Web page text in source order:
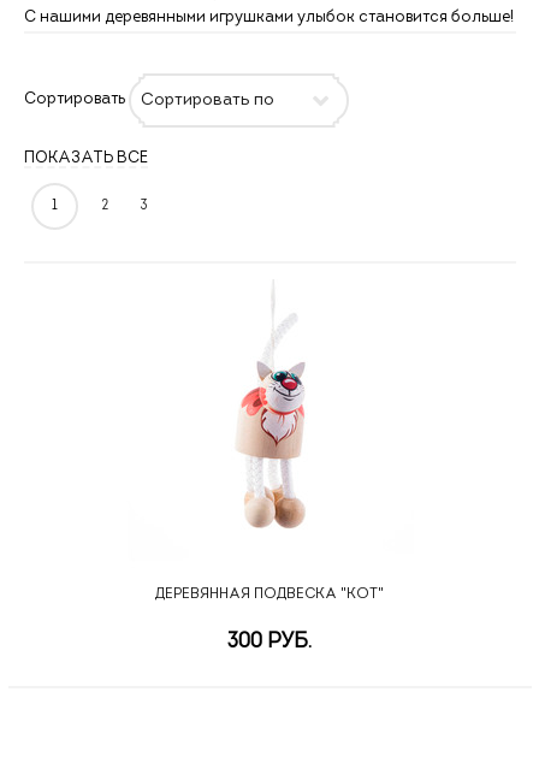
С нашими деревянными игрушками улыбок становится больше!
Сортировать
ПОКАЗАТЬ ВСЕ
1 2 3
ДЕРЕВЯННАЯ ПОДВЕСКА "КОТ"
300 РУБ.